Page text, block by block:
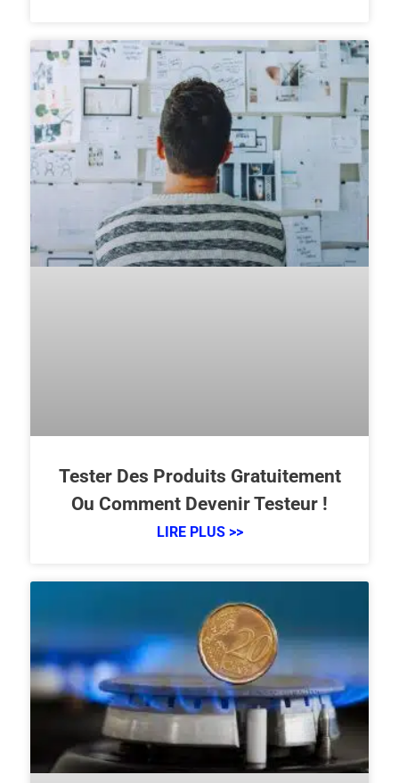
Tester Des Produits Gratuitement
Ou Comment Devenir Testeur !
LIRE PLUS >>